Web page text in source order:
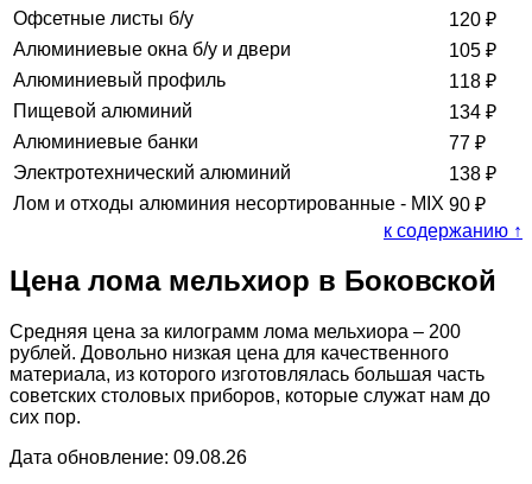
Офсетные листы б/у
120 ₽
Алюминиевые окна б/у и двери
105 ₽
Алюминиевый профиль
118 ₽
Пищевой алюминий
134 ₽
Алюминиевые банки
77 ₽
Электротехнический алюминий
138 ₽
Лом и отходы алюминия несортированные - MIX 90 ₽
к содержанию ↑
Цена лома мельхиор в Боковской
Средняя цена за килограмм лома мельхиора – 200
рублей. Довольно низкая цена для качественного
материала, из которого изготовлялась большая часть
советских столовых приборов, которые служат нам до
сих пор.
Дата обновление: 09.08.26